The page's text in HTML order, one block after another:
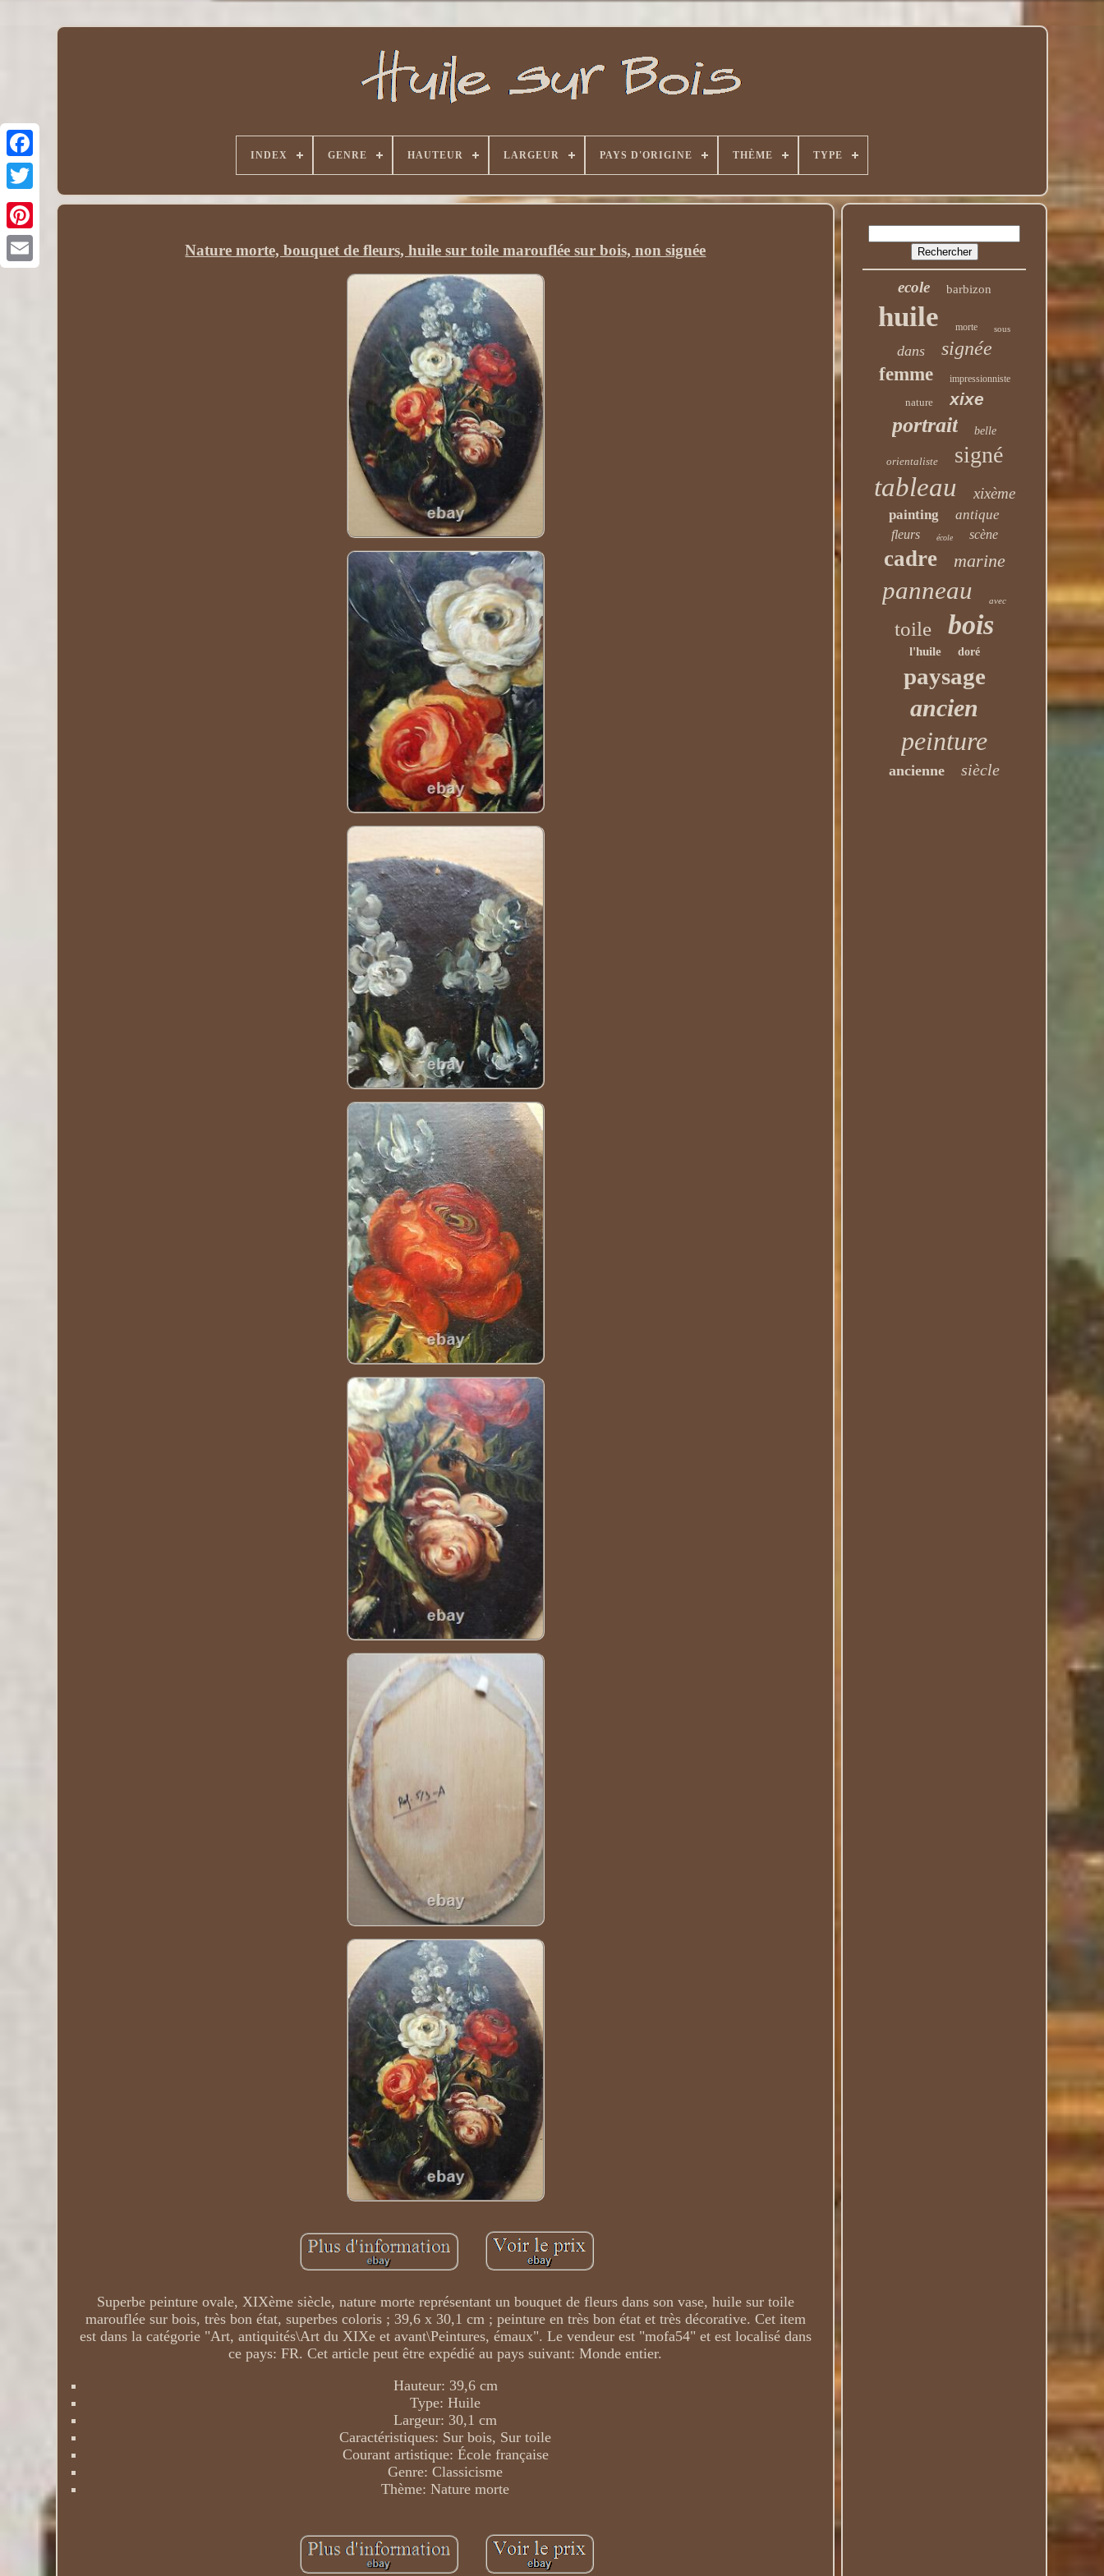
INDEX GENRE HAUTEUR LARGEUR PAYS D'ORIGINE THÈME TYPE
Nature morte, bouquet de fleurs, huile sur toile marouflée sur bois, non signée
Superbe peinture ovale, XIXème siècle, nature morte représentant un bouquet de fleurs dans son vase, huile sur toile
marouflée sur bois, très bon état, superbes coloris ; 39,6 x 30,1 cm ; peinture en très bon état et très décorative. Cet item
est dans la catégorie "Art, antiquités\Art du XIXe et avant\Peintures, émaux". Le vendeur est "mofa54" et est localisé dans
ce pays: FR. Cet article peut être expédié au pays suivant: Monde entier.
Hauteur: 39,6 cm
Type: Huile
Largeur: 30,1 cm
Caractéristiques: Sur bois, Sur toile
Courant artistique: École française
Genre: Classicisme
Thème: Nature morte
ecole barbizon
huile morte sous
dans signée
femme impressionniste
nature xixe
portrait belle
orientaliste signé
tableau xixème
painting antique
fleurs école scène
cadre marine
panneau avec
toile bois
l'huile doré
paysage
ancien
peinture
ancienne siècle